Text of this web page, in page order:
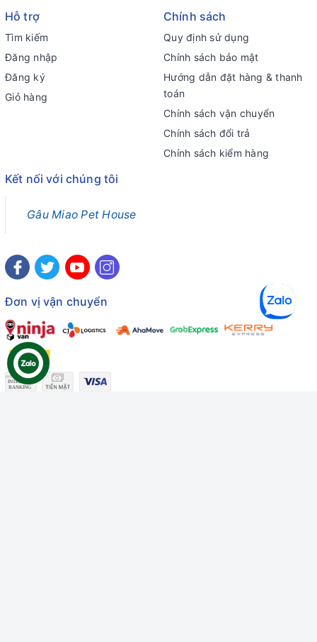
Hỗ trợ
Tìm kiếm
Đăng nhập
Đăng ký
Giỏ hàng
Chính sách
Quy định sử dụng
Chính sách bảo mật
Hướng dẫn đặt hàng & thanh
toán
Chính sách vận chuyển
Chính sách đổi trả
Chính sách kiểm hàng
Kết nối với chúng tôi
Gâu Miao Pet House
Đơn vị vận chuyển